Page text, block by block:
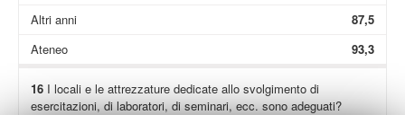
Altri anni
87,5
Ateneo
93,3
16I locali e le attrezzature dedicate allo svolgimento di
esercitazioni, di laboratori, di seminari, ecc. sono adeguati?